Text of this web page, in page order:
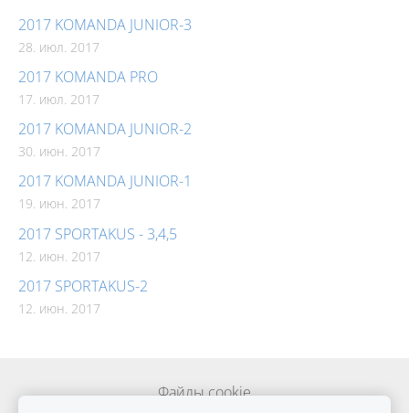
2017 KOMANDA JUNIOR-3
28. июл. 2017
2017 KOMANDA PRO
17. июл. 2017
2017 KOMANDA JUNIOR-2
30. июн. 2017
2017 KOMANDA JUNIOR-1
19. июн. 2017
2017 SPORTAKUS - 3,4,5
12. июн. 2017
2017 SPORTAKUS-2
12. июн. 2017
Файлы cookie